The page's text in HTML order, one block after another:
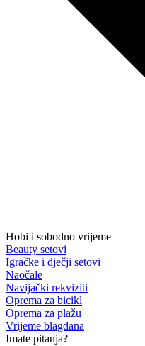
Hobi i sobodno vrijeme
Beauty setovi
Igračke i dječji setovi
Naočale
Navijački rekviziti
Oprema za bicikl
Oprema za plažu
Vrijeme blagdana
Imate pitanja?